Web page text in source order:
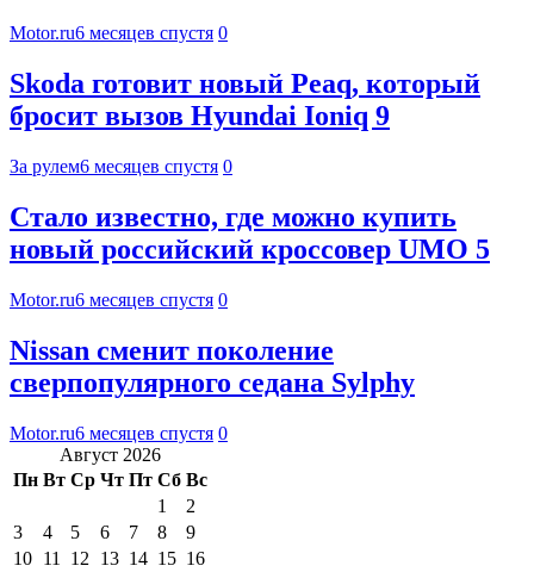
Motor.ru6 месяцев спустя 0
Skoda готовит новый Peaq, который
бросит вызов Hyundai Ioniq 9
За рулем6 месяцев спустя 0
Стало известно, где можно купить
новый российский кроссовер UMO 5
Motor.ru6 месяцев спустя 0
Nissan сменит поколение
сверпопулярного седана Sylphy
Motor.ru6 месяцев спустя 0
Август 2026
Пн Вт Ср Чт Пт Сб Вс
1
2
3
4 5 6 7 8
9
10 11 12 13 14 15 16